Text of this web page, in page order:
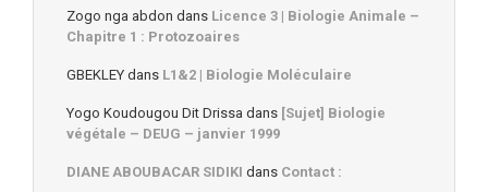
Zogo nga abdon dans Licence 3 | Biologie Animale –
Chapitre 1 : Protozoaires
GBEKLEY dans L1&2 | Biologie Moléculaire
Yogo Koudougou Dit Drissa dans [Sujet] Biologie
végétale – DEUG – janvier 1999
DIANE ABOUBACAR SIDIKI dans Contact :